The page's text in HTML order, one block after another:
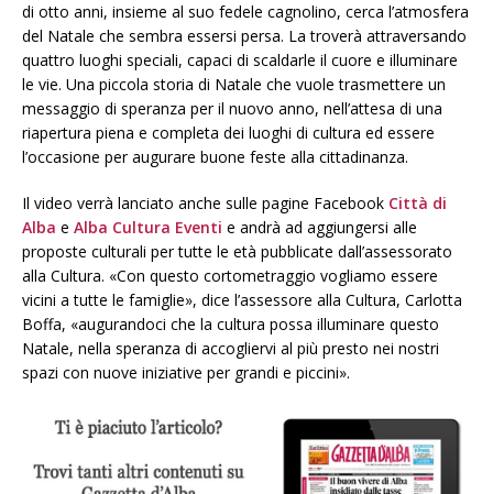
di otto anni, insieme al suo fedele cagnolino, cerca l’atmosfera
del Natale che sembra essersi persa. La troverà attraversando
quattro luoghi speciali, capaci di scaldarle il cuore e illuminare
le vie. Una piccola storia di Natale che vuole trasmettere un
messaggio di speranza per il nuovo anno, nell’attesa di una
riapertura piena e completa dei luoghi di cultura ed essere
l’occasione per augurare buone feste alla cittadinanza.
Il video verrà lanciato anche sulle pagine Facebook Città di
Alba e Alba Cultura Eventi e andrà ad aggiungersi alle
proposte culturali per tutte le età pubblicate dall’assessorato
alla Cultura. «Con questo cortometraggio vogliamo essere
vicini a tutte le famiglie», dice l’assessore alla Cultura, Carlotta
Boffa, «augurandoci che la cultura possa illuminare questo
Natale, nella speranza di accogliervi al più presto nei nostri
spazi con nuove iniziative per grandi e piccini».